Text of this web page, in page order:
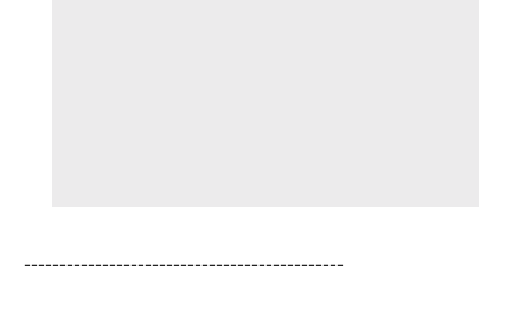
---------------------------------------------